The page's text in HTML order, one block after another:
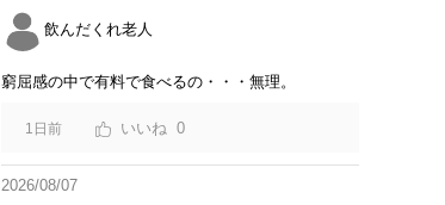
飲んだくれ老人
窮屈感の中で有料で食べるの・・・無理。
1日前 0
2026/08/07